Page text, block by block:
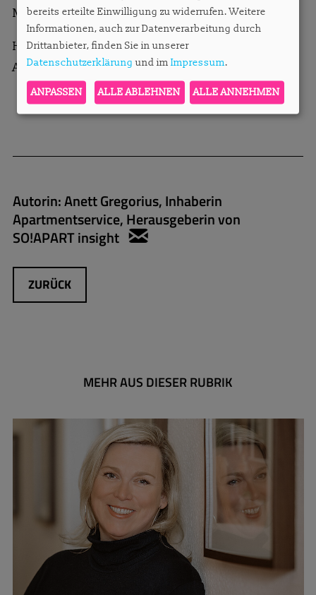
Mitte Januar zurück.
Herzliche Grüße,
Anett Gregorius
Autorin:Anett Gregorius, Inhaberin
Apartmentservice, Herausgeberin von
SO!APART insight
ZURÜCK
MEHR AUS DIESER RUBRIK
bereits erteilte Einwilligung zu widerrufen. Weitere
Informationen, auch zur Datenverarbeitung durch
Drittanbieter, finden Sie in unserer
Datenschutzerklärung und im Impressum.
ANPASSEN ALLE ABLEHNEN ALLE ANNEHMEN